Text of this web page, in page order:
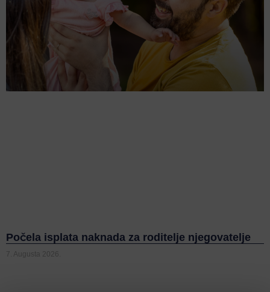
Počela isplata naknada za roditelje njegovatelje
7. Augusta 2026.